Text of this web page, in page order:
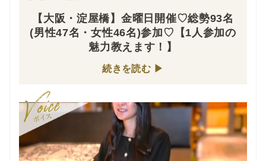
【大阪・淀屋橋】金曜日開催♡総勢93名
(男性47名・女性46名)参加♡【1人参加の
魅力教えます！】
続きを読む